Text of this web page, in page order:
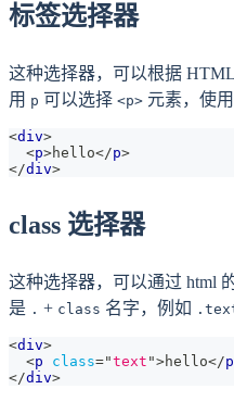
标签选择器
这种选择器，可以根据
用 p 可以选择 <p> 元素，使用
<div>
<p>hello</p>
</div>
class 选择器
这种选择器，可以通过 html
是 . + class 名字，例如
<div>
<p class="text ">hello</p
</div>